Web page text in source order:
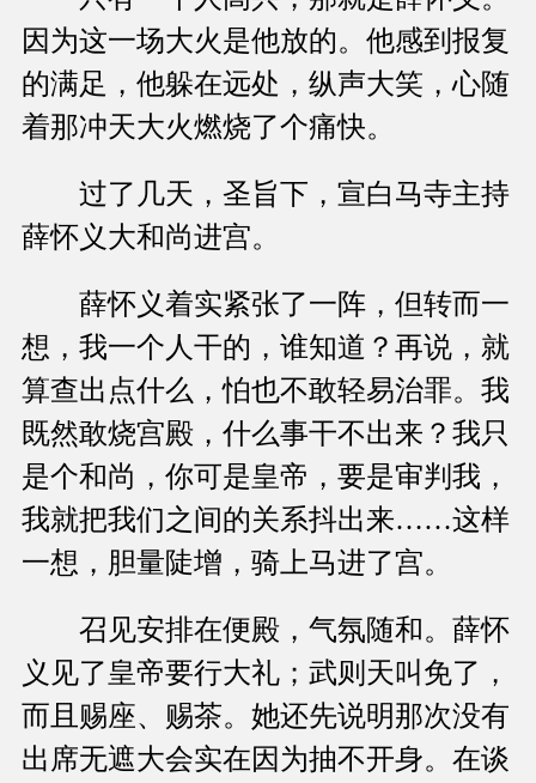
因为这一场大火是他放的。他感到报复
的满足，他躲在远处，纵声大笑，心随
着那冲天大火燃烧了个痛快。
过了几天，圣旨下，宣白马寺主持
薛怀义大和尚进宫。
薛怀义着实紧张了一阵，但转而一
想，我一个人干的，谁知道？再说，就
算查出点什么，怕也不敢轻易治罪。我
既然敢烧宫殿，什么事干不出来？我只
是个和尚，你可是皇帝，要是审判我，
我就把我们之间的关系抖出来……这样
一想，胆量陡增，骑上马进了宫。
召见安排在便殿，气氛随和。薛怀
义见了皇帝要行大礼；武则天叫免了，
而且赐座、赐茶。她还先说明那次没有
出席无遮大会实在因为抽不开身。在谈